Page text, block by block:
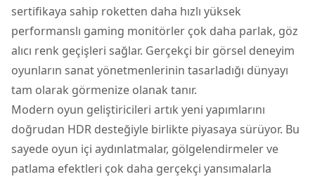
sertifikaya sahip roketten daha hızlı yüksek
performanslı gaming monitörler çok daha parlak, göz
alıcı renk geçişleri sağlar. Gerçekçi bir görsel deneyim
oyunların sanat yönetmenlerinin tasarladığı dünyayı
tam olarak görmenize olanak tanır.
Modern oyun geliştiricileri artık yeni yapımlarını
doğrudan HDR desteğiyle birlikte piyasaya sürüyor. Bu
sayede oyun içi aydınlatmalar, gölgelendirmeler ve
patlama efektleri çok daha gerçekçi yansımalarla